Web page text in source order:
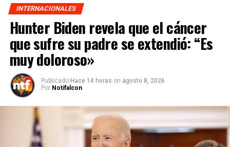
INTERNACIONALES
Hunter Biden revela que el cáncer
que sufre su padre se extendió: “Es
muy doloroso»
Publicado Hace 14 horas on agosto 8, 2026
Por Notifalcon